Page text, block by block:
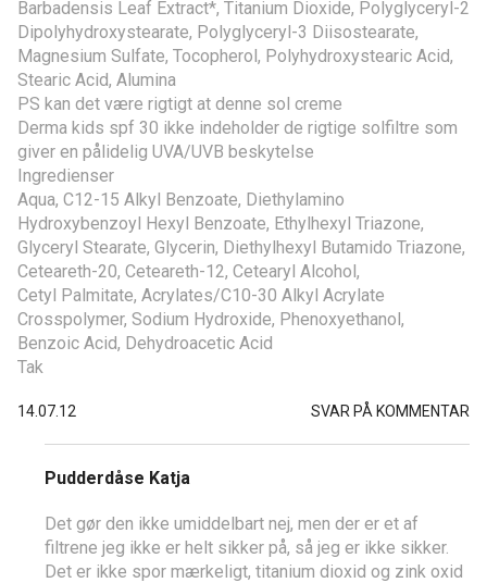
Barbadensis Leaf Extract*, Titanium Dioxide, Polyglyceryl-2
Dipolyhydroxystearate, Polyglyceryl-3 Diisostearate,
Magnesium Sulfate, Tocopherol, Polyhydroxystearic Acid,
Stearic Acid, Alumina
PS kan det være rigtigt at denne sol creme
Derma kids spf 30 ikke indeholder de rigtige solfiltre som
giver en pålidelig UVA/UVB beskytelse
Ingredienser
Aqua, C12-15 Alkyl Benzoate, Diethylamino
Hydroxybenzoyl Hexyl Benzoate, Ethylhexyl Triazone,
Glyceryl Stearate, Glycerin, Diethylhexyl Butamido Triazone,
Ceteareth-20, Ceteareth-12, Cetearyl Alcohol,
Cetyl Palmitate, Acrylates/C10-30 Alkyl Acrylate
Crosspolymer, Sodium Hydroxide, Phenoxyethanol,
Benzoic Acid, Dehydroacetic Acid
Tak
14.07.12 SVAR PÅ KOMMENTAR
Pudderdåse Katja
Det gør den ikke umiddelbart nej, men der er et af
filtrene jeg ikke er helt sikker på, så jeg er ikke sikker.
Det er ikke spor mærkeligt, titanium dioxid og zink oxid